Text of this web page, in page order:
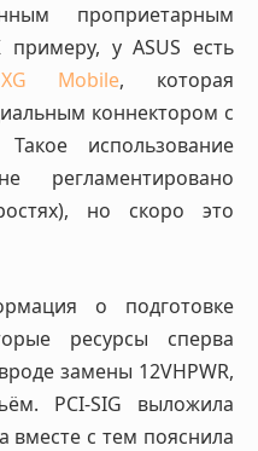
проприетарным
у ASUS есть
XG Mobile, которая
коннектором с
использование
регламентировано
но скоро это
о подготовке
ресурсы сперва
замены 12VHPWR,
PCI-SIG выложила
вместе с тем пояснила